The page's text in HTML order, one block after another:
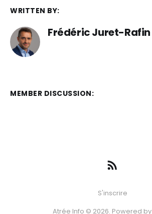
WRITTEN BY:
Frédéric Juret-Rafin
MEMBER DISCUSSION:
S'inscrire
Atrée Info © 2026. Powered by